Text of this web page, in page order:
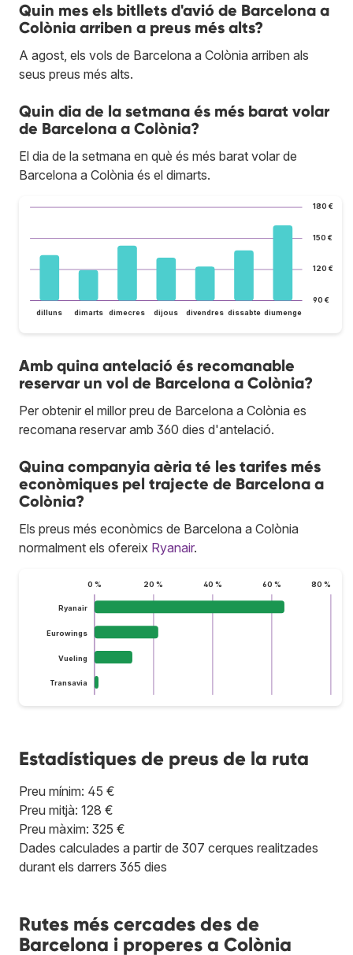
Quin mes els bitllets d'avió de Barcelona a
Colònia arriben a preus més alts?
A agost, els vols de Barcelona a Colònia arriben als
seus preus més alts.
Quin dia de la setmana és més barat volar
de Barcelona a Colònia?
El dia de la setmana en què és més barat volar de
Barcelona a Colònia és el dimarts.
90 €
120 €
150 €
180 €
dilluns dimarts dimecres dijous divendres dissabte diumenge
Amb quina antelació és recomanable
reservar un vol de Barcelona a Colònia?
Per obtenir el millor preu de Barcelona a Colònia es
recomana reservar amb 360 dies d'antelació.
Quina companyia aèria té les tarifes més
econòmiques pel trajecte de Barcelona a
Colònia?
Els preus més econòmics de Barcelona a Colònia
normalment els ofereix Ryanair.
0 % 20 % 40 % 60 % 80 %
Ryanair
Eurowings
Vueling
Transavia
Estadístiques de preus de la ruta
Preu mínim: 45 €
Preu mitjà: 128 €
Preu màxim: 325 €
Dades calculades a partir de 307 cerques realitzades
durant els darrers 365 dies
Rutes més cercades des de
Barcelona i properes a Colònia